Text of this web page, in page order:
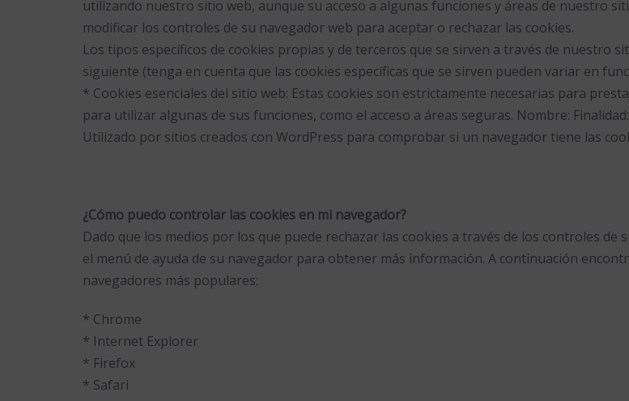
utilizando nuestro sitio web, aunque su acceso a algunas funciones y áreas de nuestro
modificar los controles de su navegador web para aceptar o rechazar las cookies.
Los tipos específicos de cookies propias y de terceros que se sirven a través de nuestro
siguiente (tenga en cuenta que las cookies específicas que se sirven pueden variar en
* Cookies esenciales del sitio web: Estas cookies son estrictamente necesarias para
para utilizar algunas de sus funciones, como el acceso a áreas seguras. Nombre:
Utilizado por sitios creados con WordPress para comprobar si un navegador tiene las
¿Cómo puedo controlar las cookies en mi navegador?
Dado que los medios por los que puede rechazar las cookies a través de los controles
el menú de ayuda de su navegador para obtener más información. A continuación
navegadores más populares:
* Chrome
* Internet Explorer
* Firefox
* Safari